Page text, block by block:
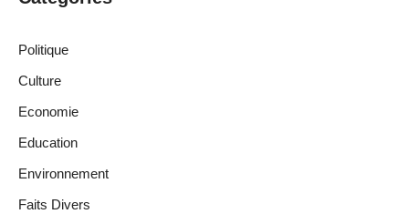
Politique
Culture
Economie
Education
Environnement
Faits Divers